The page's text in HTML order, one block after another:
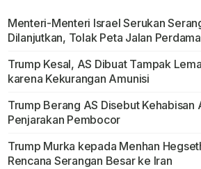
Menteri-Menteri Israel Serukan
Dilanjutkan, Tolak Peta Jalan
Trump Kesal, AS Dibuat Tampak
karena Kekurangan Amunisi
Trump Berang AS Disebut Kehabisan
Penjarakan Pembocor
Trump Murka kepada Menhan
Rencana Serangan Besar ke Iran